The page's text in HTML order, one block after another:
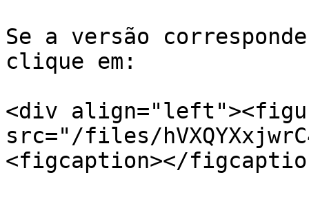
Se a versão
clique em:
<div
src="/files/
<figcaption></